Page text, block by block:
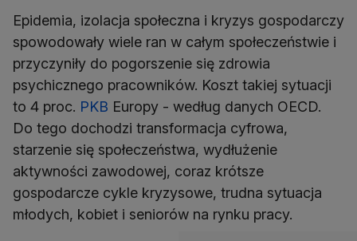
Epidemia, izolacja społeczna i kryzys gospodarczy
spowodowały wiele ran w całym społeczeństwie i
przyczyniły do pogorszenie się zdrowia
psychicznego pracowników. Koszt takiej sytuacji
to 4 proc. PKB Europy - według danych OECD.
Do tego dochodzi transformacja cyfrowa,
starzenie się społeczeństwa, wydłużenie
aktywności zawodowej, coraz krótsze
gospodarcze cykle kryzysowe, trudna sytuacja
młodych, kobiet i seniorów na rynku pracy.